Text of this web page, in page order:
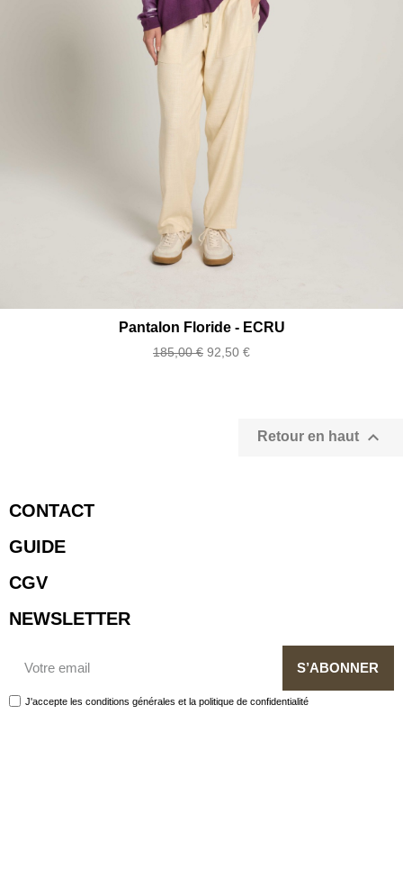
Pantalon Floride - ECRU
Prix
185,00 € Prix
92,50 €
Retour en haut 
CONTACT
GUIDE
CGV
NEWSLETTER
S’ABONNER
J'accepte les conditions générales et la politique de confidentialité